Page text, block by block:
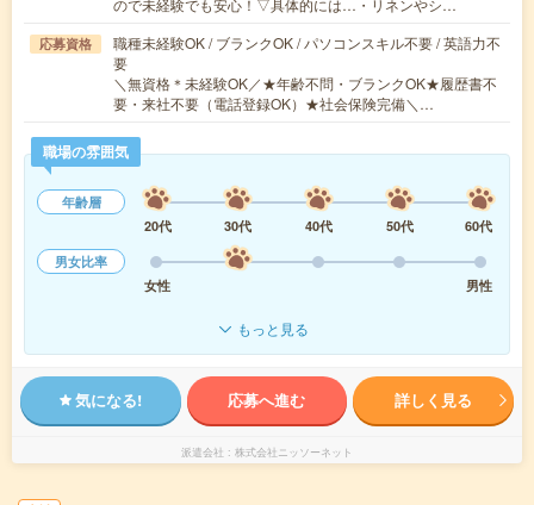
ので未経験でも安心！▽具体的には…・リネンやシ…
応募資格
職種未経験OK / ブランクOK / パソコンスキル不要 / 英語力不
要
＼無資格＊未経験OK／★年齢不問・ブランクOK★履歴書不
要・来社不要（電話登録OK）★社会保険完備＼…
職場の雰囲気
年齢層
20代
30代 40代 50代
60代
男女比率
女性
男性
もっと見る
気になる! 応募へ進む 詳しく見る
派遣会社 株式会社ニッソーネット